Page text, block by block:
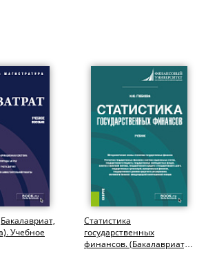
Учебное
Статистика
государственных
финансов. (Бакалавриат,